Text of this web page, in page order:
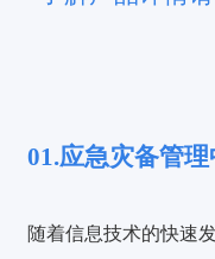
01 .应急灾备管
随着信息技术的快速